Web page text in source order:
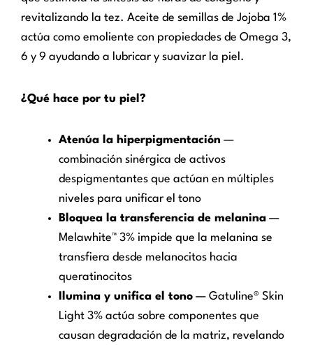
revitalizando la tez. Aceite de semillas de Jojoba 1%
actúa como emoliente con propiedades de Omega 3,
6 y 9 ayudando a lubricar y suavizar la piel.
¿Qué hace por tu piel?
Atenúa la hiperpigmentación —
combinación sinérgica de activos
despigmentantes que actúan en múltiples
niveles para unificar el tono
Bloquea la transferencia de melanina —
Melawhite™ 3% impide que la melanina se
transfiera desde melanocitos hacia
queratinocitos
Ilumina y unifica el tono — Gatuline® Skin
Light 3% actúa sobre componentes que
causan degradación de la matriz, revelando